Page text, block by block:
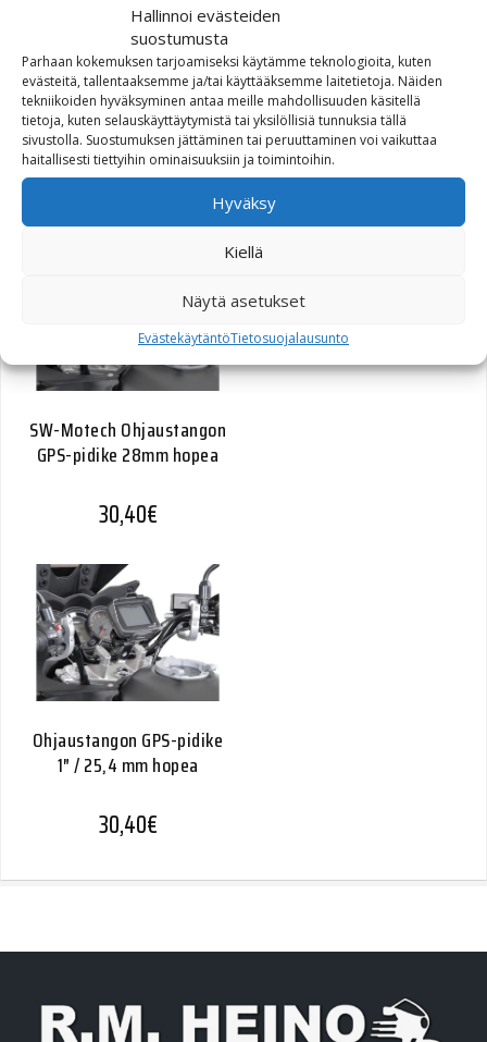
Hallinnoi evästeiden
suostumusta
Parhaan kokemuksen tarjoamiseksi käytämme teknologioita, kuten
evästeitä, tallentaaksemme ja/tai käyttääksemme laitetietoja. Näiden
tekniikoiden hyväksyminen antaa meille mahdollisuuden käsitellä
tietoja, kuten selauskäyttäytymistä tai yksilöllisiä tunnuksia tällä
sivustolla. Suostumuksen jättäminen tai peruuttaminen voi vaikuttaa
haitallisesti tiettyihin ominaisuuksiin ja toimintoihin.
Hyväksy
Kiellä
Näytä asetukset
EvästekäytäntöTietosuojalausunto
SW-Motech Navin
adapterilevy, musta
SW-Motech Ohjaustangon
GPS-pidike 28mm hopea
30,40€
Ohjaustangon GPS-pidike
1″ / 25,4 mm hopea
30,40€